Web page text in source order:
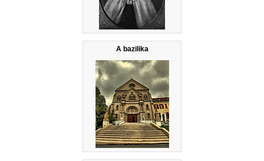
A bazilika